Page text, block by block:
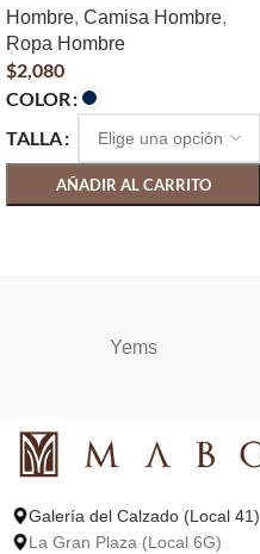
Hombre, Camisa Hombre,
Ropa Hombre
$2,080
COLOR
TALLA
AÑADIR AL CARRITO
Yems
Galería del Calzado (Local 41)
La Gran Plaza (Local 6G)